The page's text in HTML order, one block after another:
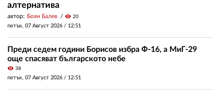
алтернатива
автор: Боян Балев visibility 20
петък, 07 Август 2026 / 12:51
Преди седем години Борисов избра Ф-16, а МиГ-29
още спасяват българското небе
visibility 38
петък, 07 Август 2026 / 12:51